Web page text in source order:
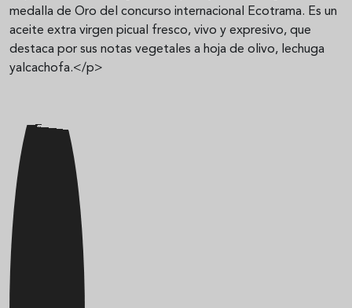
medalla de Oro del concurso internacional Ecotrama. Es un
aceite extra virgen picual fresco, vivo y expresivo, que
destaca por sus notas vegetales a hoja de olivo, lechuga
yalcachofa.</p>